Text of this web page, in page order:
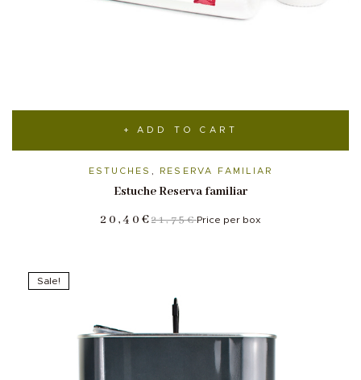
ADD TO CART
ESTUCHES RESERVA FAMILIAR
Estuche Reserva familiar
21,75€
20,40 € Price per box
Sale!